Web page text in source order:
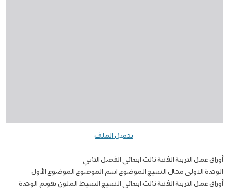
تحميل الملف
أوراق عمل التربية الفنية ثالث ابتدائي الفصل الثاني
الوحدة الاولى مجال النسيج الموضوع اسم الموضوع الموضوع الأول
أوراق عمل التربية الفنية ثالث ابتدائي النسيج البسيط الملون تقويم الوحدة